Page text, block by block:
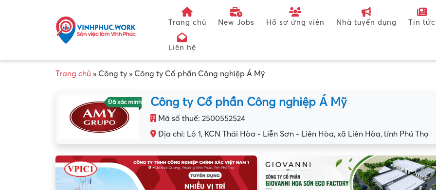
Trang chủ New Jobs Hồ sơ ứng viên Nhà tuyển dụng Tin tức
Liên hệ
Trang chủ » Công ty » Công ty Cổ phần Công nghiệp Á Mỹ
Đã xác minh Công ty Cổ phần Công nghiệp Á Mỹ
Mã số thuế: 2500552524
Địa chỉ: Lô 1, KCN Thái Hòa - Liễn Sơn - Liên Hòa, xã Liên Hòa, tỉnh Phú Thọ